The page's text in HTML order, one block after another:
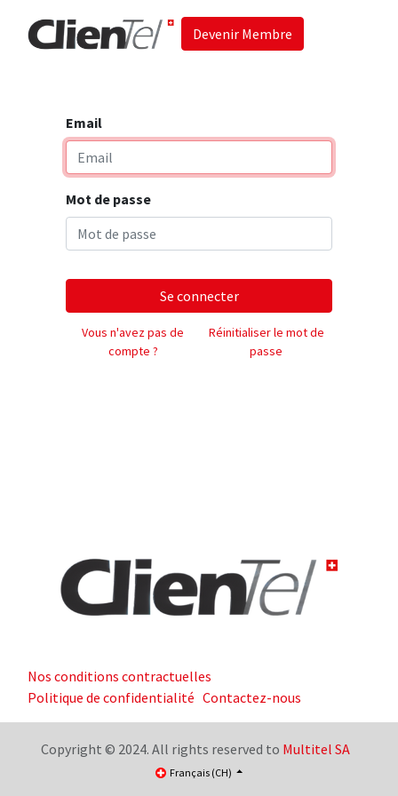
Devenir Membre
Email
Mot de passe
Se connecter
Vous n'avez pas de
compte ?
Réinitialiser le mot de
passe
Nos conditions contractuelles
Politique de confidentialité Contactez-nous
Copyright © 2024. All rights reserved to Multitel SA
Français (CH)